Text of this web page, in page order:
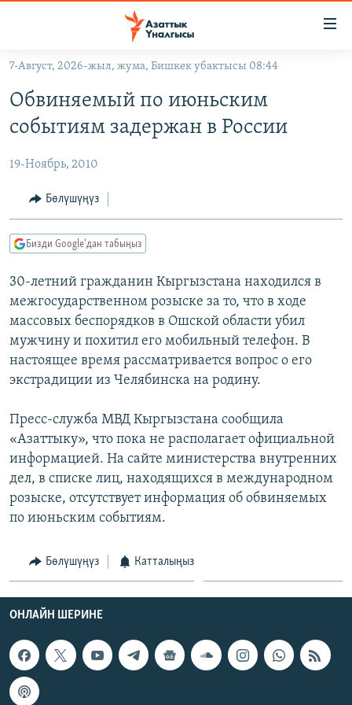
Навигацияга
өтүңүз
Издөөгө
салыңыз
КЫРГЫЗСТАН
САЯСАТ
ЭКОНОМИКА
ДҮЙНӨ
БОРБОР АЗИЯ
УКРАИНА
АТАЙЫН ИЛИКТӨӨ
БҮГҮН АЗАТТЫКТА
ЭКСПЕРТТЕР ТАЛДАЙТ
БИЗ ЖАНА ДҮЙНӨ
ДАНИСТЕ
ЭЖЕ-СИҢДИЛЕР
ЫҢГАЙСЫЗ СУРООЛОР
ПОДКАСТ
ӨЗГӨЧӨ ПИКИР
Русский
ОНЛАЙН ШЕРИНЕ
ЭЕ/АРнун бардык сайттары
7-Август, 2026-жыл, жума, Бишкек убактысы 08:44
Обвиняемый по июньским
событиям задержан в России
19-Ноябрь, 2010
Бөлүшүңүз
Бизди Google'дан табыңыз
30-летний гражданин Кыргызстана находился в
межгосударственном розыске за то, что в ходе
массовых беспорядков в Ошской области убил
мужчину и похитил его мобильный телефон. В
настоящее время рассматривается вопрос о его
экстрадиции из Челябинска на родину.
Пресс-служба МВД Кыргызстана сообщила
«Азаттыку», что пока не располагает официальной
информацией. На сайте министерства внутренних
дел, в списке лиц, находящихся в международном
розыске, отсутствует информация об обвиняемых
по июньским событиям.
Бөлүшүңүз Катталыңыз
ОНЛАЙН ШЕРИНЕ